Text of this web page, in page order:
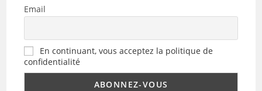
Email
En continuant, vous acceptez la politique de
confidentialité